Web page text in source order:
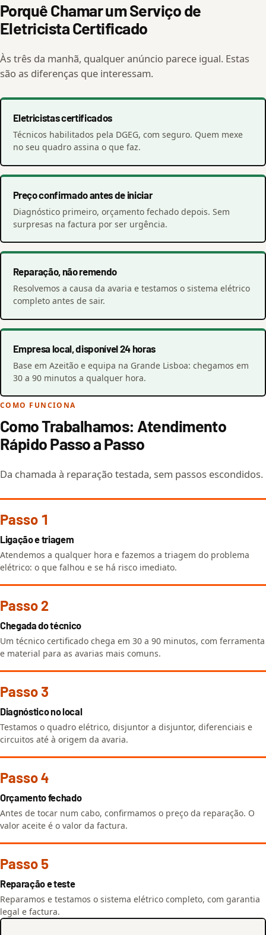
Porquê Chamar um Serviço de
Eletricista Certificado
Às três da manhã, qualquer anúncio parece igual. Estas
são as diferenças que interessam.
Eletricistas certificados
Técnicos habilitados pela DGEG, com seguro. Quem mexe
no seu quadro assina o que faz.
Preço confirmado antes de iniciar
Diagnóstico primeiro, orçamento fechado depois. Sem
surpresas na factura por ser urgência.
Reparação, não remendo
Resolvemos a causa da avaria e testamos o sistema elétrico
completo antes de sair.
Empresa local, disponível 24 horas
Base em Azeitão e equipa na Grande Lisboa: chegamos em
30 a 90 minutos a qualquer hora.
COMO FUNCIONA
Como Trabalhamos: Atendimento
Rápido Passo a Passo
Da chamada à reparação testada, sem passos escondidos.
Passo 1
Ligação e triagem
Atendemos a qualquer hora e fazemos a triagem do problema
elétrico: o que falhou e se há risco imediato.
Passo 2
Chegada do técnico
Um técnico certificado chega em 30 a 90 minutos, com ferramenta
e material para as avarias mais comuns.
Passo 3
Diagnóstico no local
Testamos o quadro elétrico, disjuntor a disjuntor, diferenciais e
circuitos até à origem da avaria.
Passo 4
Orçamento fechado
Antes de tocar num cabo, confirmamos o preço da reparação. O
valor aceite é o valor da factura.
Passo 5
Reparação e teste
Reparamos e testamos o sistema elétrico completo, com garantia
legal e factura.